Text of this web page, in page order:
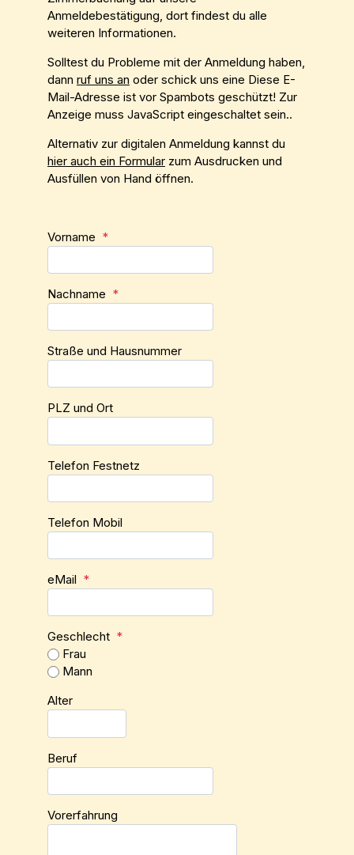
Anmeldebestätigung, dort findest du alle
weiteren Informationen.
Solltest du Probleme mit der Anmeldung haben,
dann ruf uns an oder schick uns eine Diese E-
Mail-Adresse ist vor Spambots geschützt! Zur
Anzeige muss JavaScript eingeschaltet sein..
Alternativ zur digitalen Anmeldung kannst du
hier auch ein Formular zum Ausdrucken und
Ausfüllen von Hand öffnen.
Vorname *
Nachname *
Straße und Hausnummer
PLZ und Ort
Telefon Festnetz
Telefon Mobil
eMail *
Geschlecht *
Frau
Mann
Alter
Beruf
Vorerfahrung